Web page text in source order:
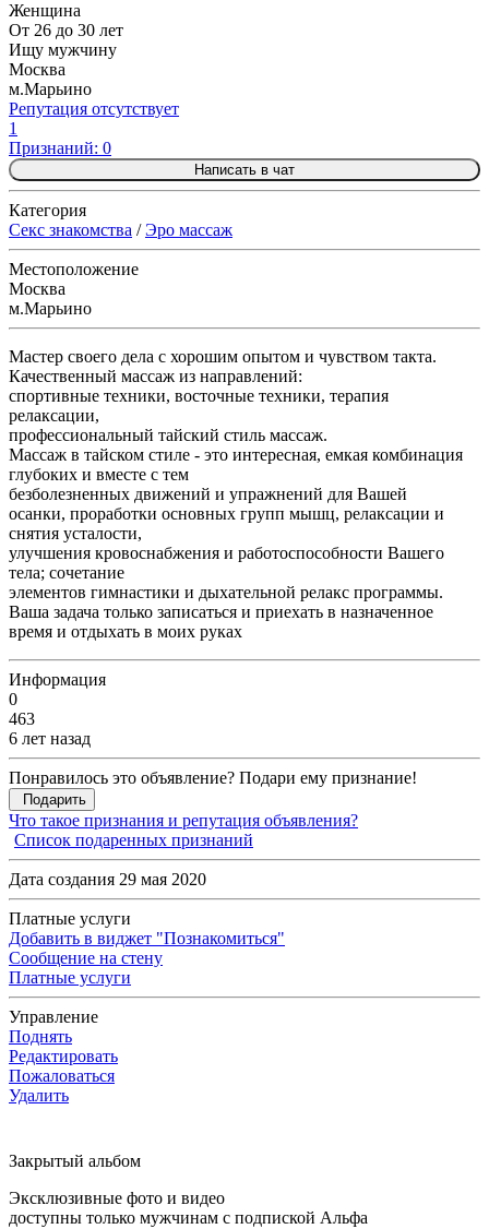
Женщина
От 26 до 30 лет
Ищу мужчину
Москва
м.Марьино
Репутация отсутствует
1
Признаний: 0
Написать в чат
Категория
Секс знакомства /Эро массаж
Местоположение
Москва
м.Марьино
Мастер своего дела с хорошим опытом и чувством такта.
Качественный массаж из направлений:
спортивные техники, восточные техники, терапия
релаксации,
профессиональный тайский стиль массаж.
Массаж в тайском стиле - это интересная, емкая комбинация
глубоких и вместе с тем
безболезненных движений и упражнений для Вашей
осанки, проработки основных групп мышц, релаксации и
снятия усталости,
улучшения кровоснабжения и работоспособности Вашего
тела; сочетание
элементов гимнастики и дыхательной релакс программы.
Ваша задача только записаться и приехать в назначенное
время и отдыхать в моих руках
Информация
0
463
6 лет назад
Понравилось это объявление? Подари ему признание!
Подарить
Что такое признания и репутация объявления?
Список подаренных признаний
Дата создания 29 мая 2020
Платные услуги
Добавить в виджет "Познакомиться"
Сообщение на стену
Платные услуги
Управление
Поднять
Редактировать
Пожаловаться
Удалить
Закрытый альбом
Эксклюзивные фото и видео
доступны только мужчинам с подпиской Альфа